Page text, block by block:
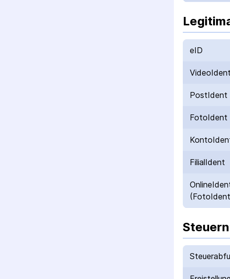
eID
VideoIdent
PostIdent
FotoIdent
FilialIdent